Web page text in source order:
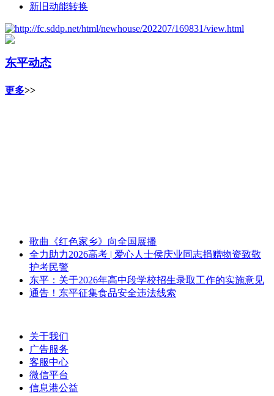
新旧动能转换
东平动态
更多>>
歌曲《红色家乡》向全国展播
全力助力2026高考 | 爱心人士侯庆业同志捐赠物资致敬
护考民警
东平：关于2026年高中段学校招生录取工作的实施意见
通告！东平征集食品安全违法线索
关于我们
广告服务
客服中心
微信平台
信息港公益